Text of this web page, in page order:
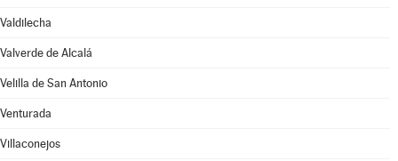
Valdilecha
Valverde de Alcalá
Velilla de San Antonio
Venturada
Villaconejos